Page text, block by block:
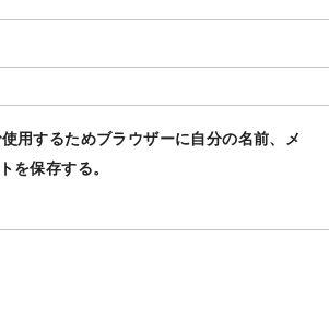
用するためブラウザーに自分の名前、メ
を保存する。